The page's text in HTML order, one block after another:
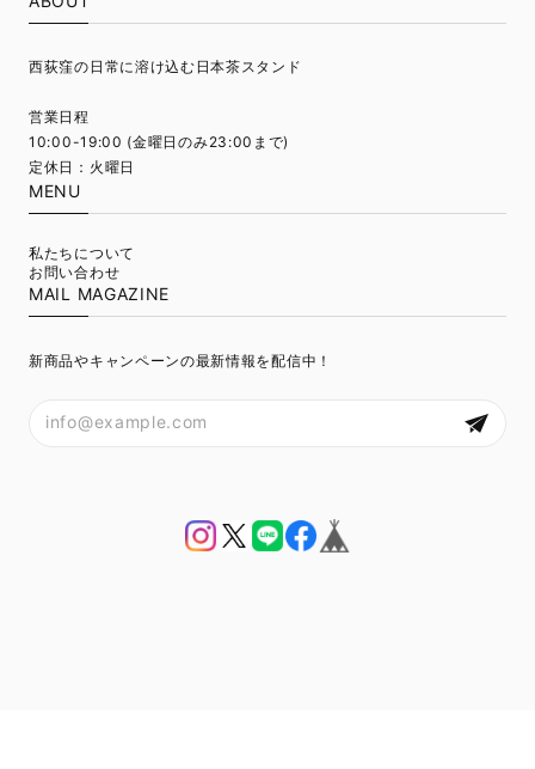
抹茶生活を始められる機会になって嬉しいです♪
facilement maintenant je peux plus m’en passer !
J’aime beaucoup !
2023/12/16
西荻窪の日常に溶け込む日本茶スタンド
営業日程
10:00-19:00 (金曜日のみ23:00まで)
定休日：火曜日
MENU
私たちについて
お問い合わせ
MAIL MAGAZINE
新商品やキャンペーンの最新情報を配信中！